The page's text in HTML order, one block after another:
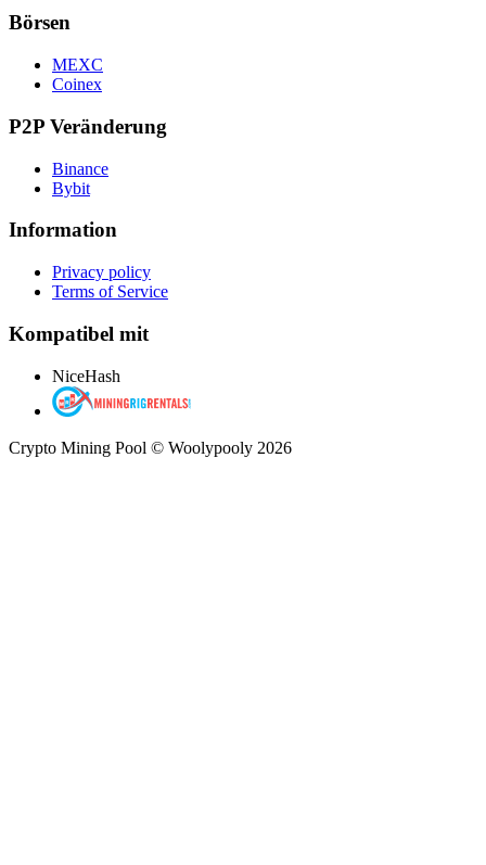
Börsen
MEXC
Coinex
P2P Veränderung
Binance
Bybit
Information
Privacy policy
Terms of Service
Kompatibel mit
NiceHash
Crypto Mining Pool © Woolypooly 2026